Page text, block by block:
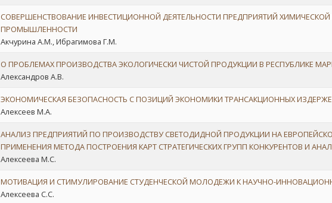
СОВЕРШЕНСТВОВАНИЕ ИНВЕСТИЦИОННОЙ ДЕЯТЕЛЬНОСТИ ПРЕДПРИЯТИЙ
ПРОМЫШЛЕННОСТИ
Акчурина А.М., Ибрагимова Г.М.
О ПРОБЛЕМАХ ПРОИЗВОДСТВА ЭКОЛОГИЧЕСКИ ЧИСТОЙ ПРОДУКЦИИ В РЕСПУБЛИКЕ
Александров А.В.
ЭКОНОМИЧЕСКАЯ БЕЗОПАСНОСТЬ С ПОЗИЦИЙ ЭКОНОМИКИ ТРАНСАКЦИОННЫХ
Алексеев М.А.
АНАЛИЗ ПРЕДПРИЯТИЙ ПО ПРОИЗВОДСТВУ СВЕТОДИДНОЙ ПРОДУКЦИИ НА
ПРИМЕНЕНИЯ МЕТОДА ПОСТРОЕНИЯ КАРТ СТРАТЕГИЧЕСКИХ ГРУПП КОНКУРЕНТОВ И
Алексеева М.С.
МОТИВАЦИЯ И СТИМУЛИРОВАНИЕ СТУДЕНЧЕСКОЙ МОЛОДЕЖИ К НАУЧНО-
Алексеева С.С.